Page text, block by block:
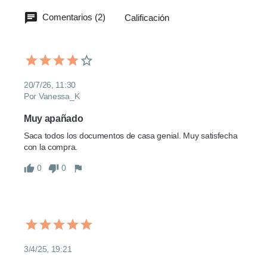
Comentarios (2) Calificación
20/7/26, 11:30
Por Vanessa_K
Muy apañado
Saca todos los documentos de casa genial. Muy satisfecha
con la compra.
0 0
3/4/25, 19:21